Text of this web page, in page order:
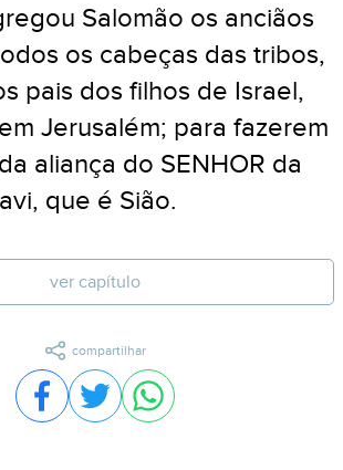
Salomão os anciãos
os cabeças das tribos,
pais dos filhos de Israel,
Jerusalém; para fazerem
aliança do SENHOR da
que é Sião.
ver capítulo
compartilhar
Compartilhar no Facebook
Compartilhar no Twitter
Compartilhar no